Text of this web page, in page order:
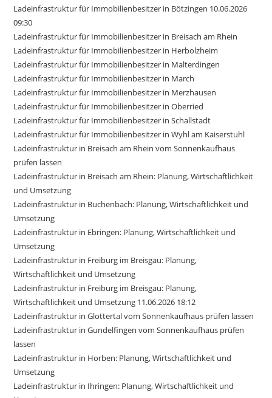
Ladeinfrastruktur für Immobilienbesitzer in Bötzingen 10.06.2026
09:30
Ladeinfrastruktur für Immobilienbesitzer in Breisach am Rhein
Ladeinfrastruktur für Immobilienbesitzer in Herbolzheim
Ladeinfrastruktur für Immobilienbesitzer in Malterdingen
Ladeinfrastruktur für Immobilienbesitzer in March
Ladeinfrastruktur für Immobilienbesitzer in Merzhausen
Ladeinfrastruktur für Immobilienbesitzer in Oberried
Ladeinfrastruktur für Immobilienbesitzer in Schallstadt
Ladeinfrastruktur für Immobilienbesitzer in Wyhl am Kaiserstuhl
Ladeinfrastruktur in Breisach am Rhein vom Sonnenkaufhaus
prüfen lassen
Ladeinfrastruktur in Breisach am Rhein: Planung, Wirtschaftlichkeit
und Umsetzung
Ladeinfrastruktur in Buchenbach: Planung, Wirtschaftlichkeit und
Umsetzung
Ladeinfrastruktur in Ebringen: Planung, Wirtschaftlichkeit und
Umsetzung
Ladeinfrastruktur in Freiburg im Breisgau: Planung,
Wirtschaftlichkeit und Umsetzung
Ladeinfrastruktur in Freiburg im Breisgau: Planung,
Wirtschaftlichkeit und Umsetzung 11.06.2026 18:12
Ladeinfrastruktur in Glottertal vom Sonnenkaufhaus prüfen lassen
Ladeinfrastruktur in Gundelfingen vom Sonnenkaufhaus prüfen
lassen
Ladeinfrastruktur in Horben: Planung, Wirtschaftlichkeit und
Umsetzung
Ladeinfrastruktur in Ihringen: Planung, Wirtschaftlichkeit und